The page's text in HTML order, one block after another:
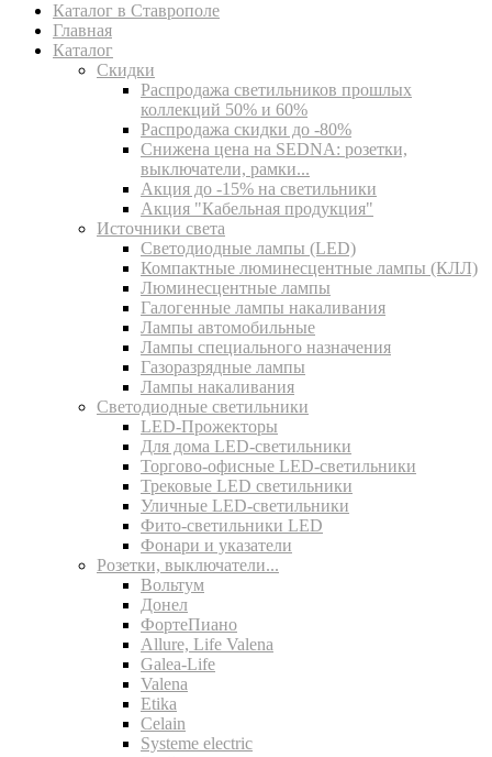
Каталог в Ставрополе
Главная
Каталог
Скидки
Распродажа светильников прошлых
коллекций 50% и 60%
Распродажа скидки до -80%
Cнижена цена на SEDNA: розетки,
выключатели, рамки...
Акция до -15% на светильники
Акция "Кабельная продукция"
Источники света
Светодиодные лампы (LED)
Компактные люминесцентные лампы (КЛЛ)
Люминесцентные лампы
Галогенные лампы накаливания
Лампы автомобильные
Лампы специального назначения
Газоразрядные лампы
Лампы накаливания
Светодиодные светильники
LED-Прожекторы
Для дома LED-светильники
Торгово-офисные LED-светильники
Трековые LED светильники
Уличные LED-светильники
Фито-светильники LED
Фонари и указатели
Розетки, выключатели...
Вольтум
Донел
ФортеПиано
Allure, Life Valena
Galea-Life
Valena
Etika
Celain
Systeme electric